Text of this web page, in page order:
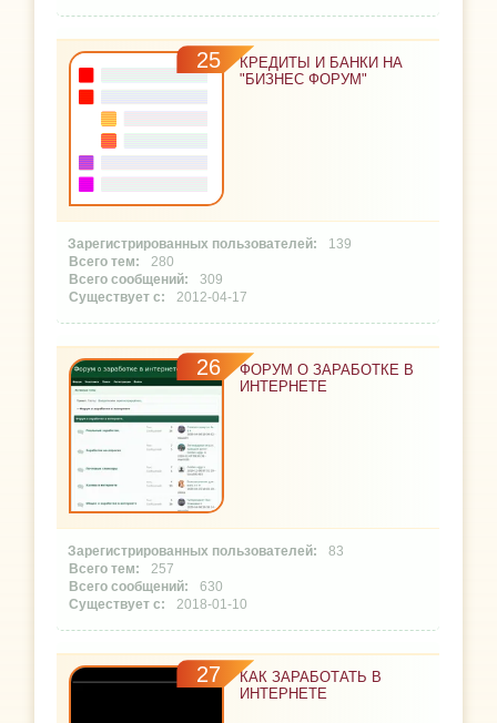
25
КРЕДИТЫ И БАНКИ НА
"БИЗНЕС ФОРУМ"
139
280
309
2012-04-17
26
ФОРУМ О ЗАРАБОТКЕ В
ИНТЕРНЕТЕ
83
257
630
2018-01-10
27
КАК ЗАРАБОТАТЬ В
ИНТЕРНЕТЕ